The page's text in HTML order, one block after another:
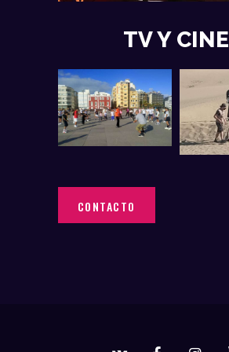
TV Y CINE
CONTACTO